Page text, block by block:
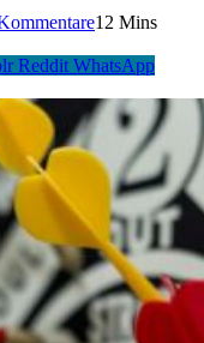
12 Mins
Reddit WhatsApp